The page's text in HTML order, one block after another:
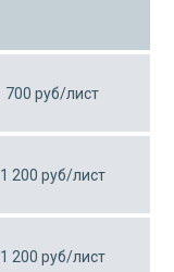
700 руб/лист
1 200 руб/лист
1 200 руб/лист